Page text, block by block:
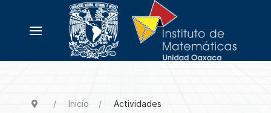
Inicio Actividades